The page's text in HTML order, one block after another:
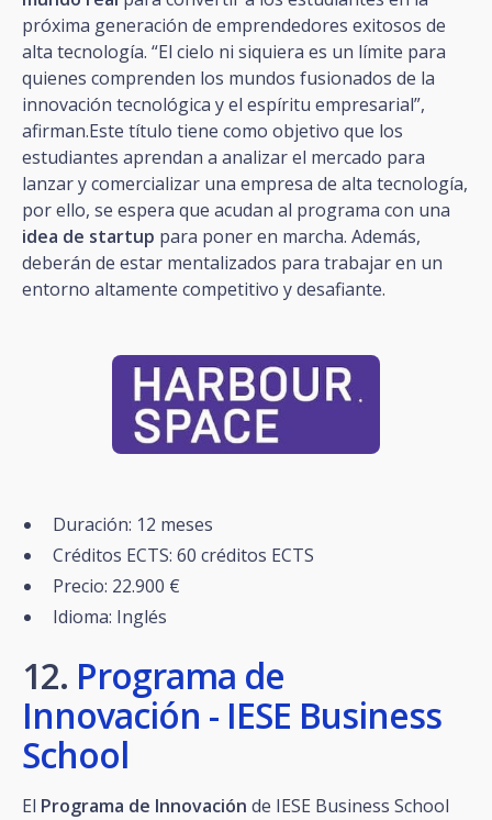
próxima generación de emprendedores exitosos de
alta tecnología. “El cielo ni siquiera es un límite para
quienes comprenden los mundos fusionados de la
innovación tecnológica y el espíritu empresarial”,
afirman.Este título tiene como objetivo que los
estudiantes aprendan a analizar el mercado para
lanzar y comercializar una empresa de alta tecnología,
por ello, se espera que acudan al programa con una
idea de startup para poner en marcha. Además,
deberán de estar mentalizados para trabajar en un
entorno altamente competitivo y desafiante.
Duración: 12 meses
Créditos ECTS: 60 créditos ECTS
Precio: 22.900 €
Idioma: Inglés
12. Programa de
Innovación - IESE Business
School
El Programa de Innovación de IESE Business School